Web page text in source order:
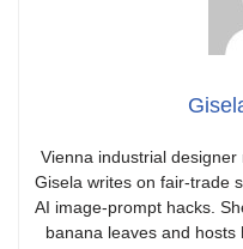
Vienna industrial designer
Gisela writes on fair-trade
AI image-prompt hacks.
banana leaves and hosts